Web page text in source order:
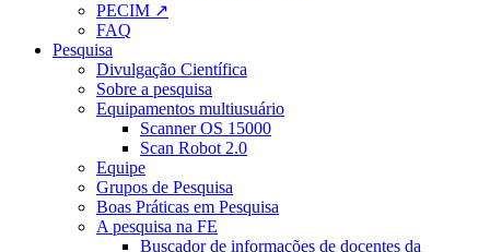
PECIM ↗
FAQ
Pesquisa
Divulgação Científica
Sobre a pesquisa
Equipamentos multiusuário
Scanner OS 15000
Scan Robot 2.0
Equipe
Grupos de Pesquisa
Boas Práticas em Pesquisa
A pesquisa na FE
Buscador de informações de docentes da